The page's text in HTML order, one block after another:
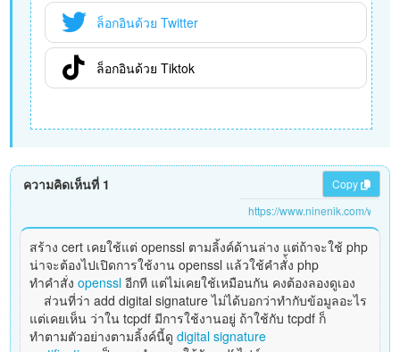
ล็อกอินด้วย Twitter
ล็อกอินด้วย Tiktok
ความคิดเห็นที่ 1 Copy
สร้าง cert เคยใช้แต่ openssl ตามลิ้งค์ด้านล่าง แต่ถ้าจะใช้ php
น่าจะต้องไปเปิดการใช้งาน openssl แล้วใช้คำสั่้ง php
ทำคำสั่งopensslอีกที แต่ไม่เคยใช้เหมือนกัน คงต้องลองดูเอง
ส่วนที่ว่า add digital signature ไม่ได้บอกว่าทำกับข้อมูลอะไร
แต่เคยเห็น ว่าใน tcpdf มีการใช้งานอยู่ ถ้าใช้กับ tcpdf ก็
ทำตามตัวอย่างตามลิ้งค์นี้ดูdigital signature